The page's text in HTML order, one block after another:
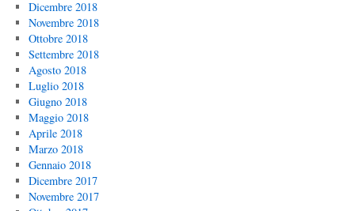
Dicembre 2018
Novembre 2018
Ottobre 2018
Settembre 2018
Agosto 2018
Luglio 2018
Giugno 2018
Maggio 2018
Aprile 2018
Marzo 2018
Gennaio 2018
Dicembre 2017
Novembre 2017